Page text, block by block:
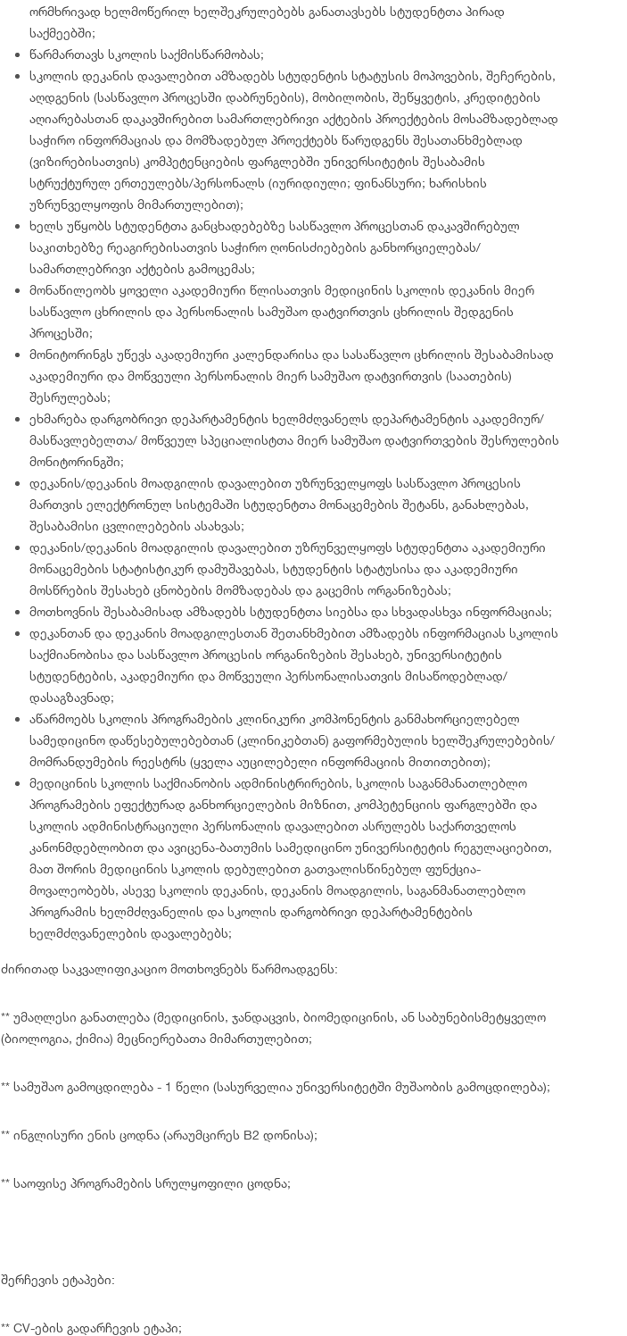
ორმხრივად ხელმოწერილ ხელშეკრულებებს განათავსებს სტუდენტთა პირად
საქმეებში;
წარმართავს სკოლის საქმისწარმობას;
სკოლის დეკანის დავალებით ამზადებს სტუდენტის სტატუსის მოპოვების, შეჩერების,
აღდგენის (სასწავლო პროცესში დაბრუნების), მობილობის, შეწყვეტის, კრედიტების
აღიარებასთან დაკავშირებით სამართლებრივი აქტების პროექტების მოსამზადებლად
საჭირო ინფორმაციას და მომზადებულ პროექტებს წარუდგენს შესათანხმებლად
(ვიზირებისათვის) კომპეტენციების ფარგლებში უნივერსიტეტის შესაბამის
სტრუქტურულ ერთეულებს/პერსონალს (იურიდიული; ფინანსური; ხარისხის
უზრუნველყოფის მიმართულებით);
ხელს უწყობს სტუდენტთა განცხადებებზე სასწავლო პროცესთან დაკავშირებულ
საკითხებზე რეაგირებისათვის საჭირო ღონისძიებების განხორციელებას/
სამართლებრივი აქტების გამოცემას;
მონაწილეობს ყოველი აკადემიური წლისათვის მედიცინის სკოლის დეკანის მიერ
სასწავლო ცხრილის და პერსონალის სამუშაო დატვირთვის ცხრილის შედგენის
პროცესში;
მონიტორინგს უწევს აკადემიური კალენდარისა და სასაწავლო ცხრილის შესაბამისად
აკადემიური და მოწვეული პერსონალის მიერ სამუშაო დატვირთვის (საათების)
შესრულებას;
ეხმარება დარგობრივი დეპარტამენტის ხელმძღვანელს დეპარტამენტის აკადემიურ/
მასწავლებელთა/ მოწვეულ სპეციალისტთა მიერ სამუშაო დატვირთვების შესრულების
მონიტორინგში;
დეკანის/დეკანის მოადგილის დავალებით უზრუნველყოფს სასწავლო პროცესის
მართვის ელექტრონულ სისტემაში სტუდენტთა მონაცემების შეტანს, განახლებას,
შესაბამისი ცვლილებების ასახვას;
დეკანის/დეკანის მოადგილის დავალებით უზრუნველყოფს სტუდენტთა აკადემიური
მონაცემების სტატისტიკურ დამუშავებას, სტუდენტის სტატუსისა და აკადემიური
მოსწრების შესახებ ცნობების მომზადებას და გაცემის ორგანიზებას;
მოთხოვნის შესაბამისად ამზადებს სტუდენტთა სიებსა და სხვადასხვა ინფორმაციას;
დეკანთან და დეკანის მოადგილესთან შეთანხმებით ამზადებს ინფორმაციას სკოლის
საქმიანობისა და სასწავლო პროცესის ორგანიზების შესახებ, უნივერსიტეტის
სტუდენტების, აკადემიური და მოწვეული პერსონალისათვის მისაწოდებლად/
დასაგზავნად;
აწარმოებს სკოლის პროგრამების კლინიკური კომპონენტის განმახორციელებელ
სამედიცინო დაწესებულებებთან (კლინიკებთან) გაფორმებულის ხელშეკრულებების/
მომრანდუმების რეესტრს (ყველა აუცილებელი ინფორმაციის მითითებით);
მედიცინის სკოლის საქმიანობის ადმინისტრირების, სკოლის საგანმანათლებლო
პროგრამების ეფექტურად განხორციელების მიზნით, კომპეტენციის ფარგლებში და
სკოლის ადმინისტრაციული პერსონალის დავალებით ასრულებს საქართველოს
კანონმდებლობით და ავიცენა-ბათუმის სამედიცინო უნივერსიტეტის რეგულაციებით,
მათ შორის მედიცინის სკოლის დებულებით გათვალისწინებულ ფუნქცია-
მოვალეობებს, ასევე სკოლის დეკანის, დეკანის მოადგილის, საგანმანათლებლო
პროგრამის ხელმძღვანელის და სკოლის დარგობრივი დეპარტამენტების
ხელმძღვანელების დავალებებს;
ძირითად საკვალიფიკაციო მოთხოვნებს წარმოადგენს:
** უმაღლესი განათლება (მედიცინის, ჯანდაცვის, ბიომედიცინის, ან საბუნებისმეტყველო
(ბიოლოგია, ქიმია) მეცნიერებათა მიმართულებით;
** სამუშაო გამოცდილება - 1 წელი (სასურველია უნივერსიტეტში მუშაობის გამოცდილება);
** ინგლისური ენის ცოდნა (არაუმცირეს B2 დონისა);
** საოფისე პროგრამების სრულყოფილი ცოდნა;
შერჩევის ეტაპები:
** CV-ების გადარჩევის ეტაპი;